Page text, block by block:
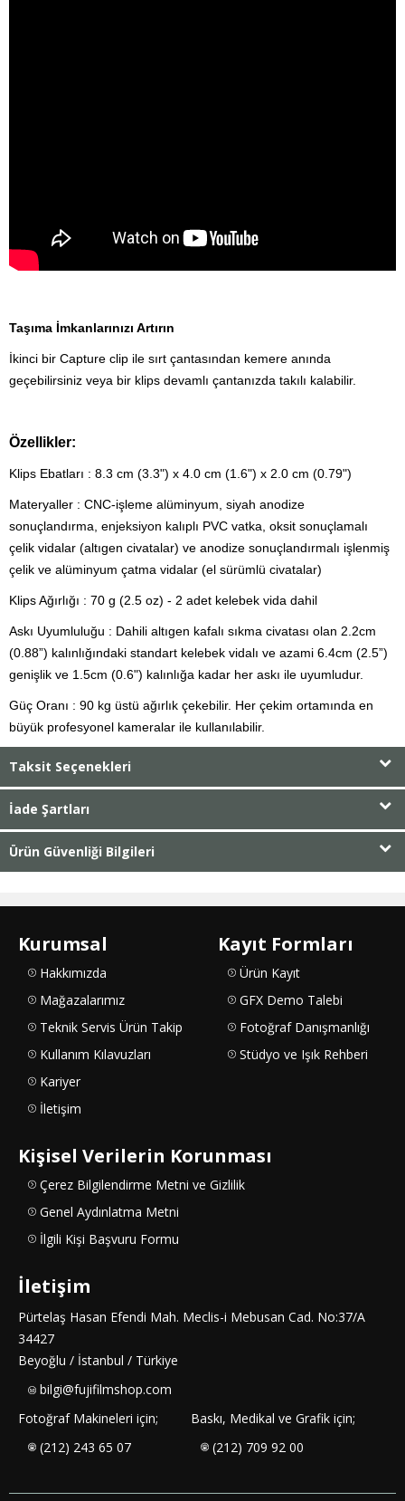
Taşıma İmkanlarınızı Artırın
İkinci bir Capture clip ile sırt çantasından kemere anında
geçebilirsiniz veya bir klips devamlı çantanızda takılı kalabilir.
Özellikler:
Klips Ebatları : 8.3 cm (3.3") x 4.0 cm (1.6") x 2.0 cm (0.79")
Materyaller : CNC-işleme alüminyum, siyah anodize
sonuçlandırma, enjeksiyon kalıplı PVC vatka, oksit sonuçlamalı
çelik vidalar (altıgen civatalar) ve anodize sonuçlandırmalı işlenmiş
çelik ve alüminyum çatma vidalar (el sürümlü civatalar)
Klips Ağırlığı : 70 g (2.5 oz) - 2 adet kelebek vida dahil
Askı Uyumluluğu : Dahili altıgen kafalı sıkma civatası olan 2.2cm
(0.88”) kalınlığındaki standart kelebek vidalı ve azami 6.4cm (2.5”)
genişlik ve 1.5cm (0.6") kalınlığa kadar her askı ile uyumludur.
Güç Oranı : 90 kg üstü ağırlık çekebilir. Her çekim ortamında en
büyük profesyonel kameralar ile kullanılabilir.
Taksit Seçenekleri
İade Şartları
Ürün Güvenliği Bilgileri
Kurumsal
Hakkımızda
Mağazalarımız
Teknik Servis Ürün Takip
Kullanım Kılavuzları
Kariyer
İletişim
Kayıt Formları
Ürün Kayıt
GFX Demo Talebi
Fotoğraf Danışmanlığı
Stüdyo ve Işık Rehberi
Kişisel Verilerin Korunması
Çerez Bilgilendirme Metni ve Gizlilik
Genel Aydınlatma Metni
İlgili Kişi Başvuru Formu
İletişim
Pürtelaş Hasan Efendi Mah. Meclis-i Mebusan Cad. No:37/A
34427
Beyoğlu / İstanbul / Türkiye
bilgi@fujifilmshop.com
Fotoğraf Makineleri için;
(212) 243 65 07
Baskı, Medikal ve Grafik için;
(212) 709 92 00